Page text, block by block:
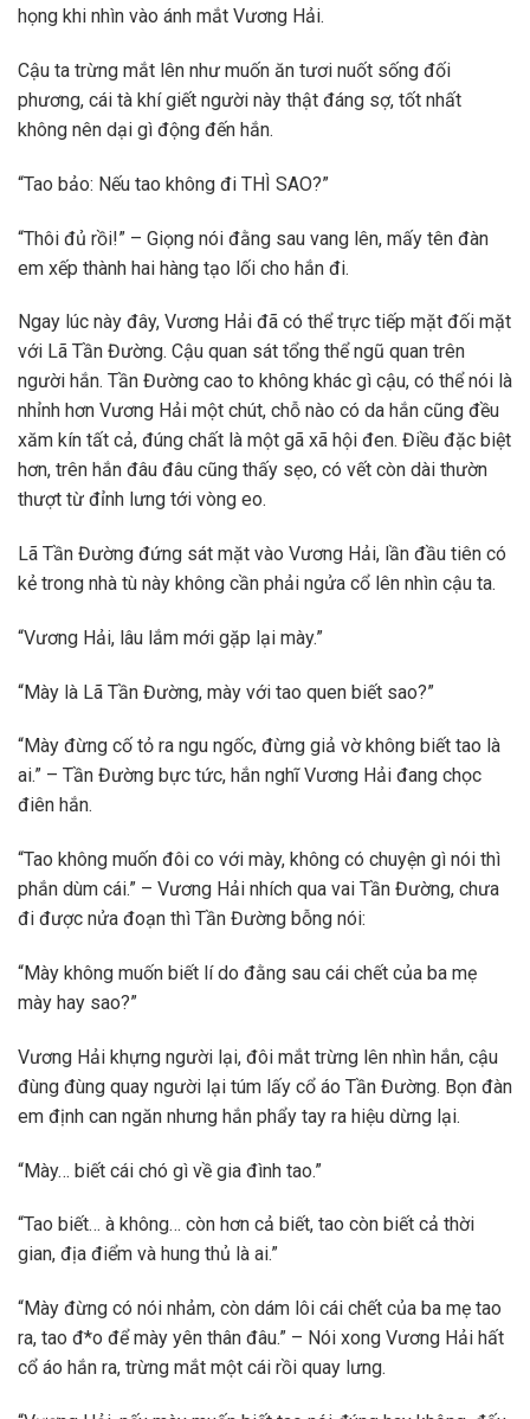
họng khi nhìn vào ánh mắt Vương Hải.
Cậu ta trừng mắt lên như muốn ăn tươi nuốt sống đối
phương, cái tà khí giết người này thật đáng sợ, tốt nhất
không nên dại gì động đến hắn.
“Tao bảo: Nếu tao không đi THÌ SAO?”
“Thôi đủ rồi!” – Giọng nói đằng sau vang lên, mấy tên đàn
em xếp thành hai hàng tạo lối cho hắn đi.
Ngay lúc này đây, Vương Hải đã có thể trực tiếp mặt đối mặt
với Lã Tần Đường. Cậu quan sát tổng thể ngũ quan trên
người hắn. Tần Đường cao to không khác gì cậu, có thể nói là
nhỉnh hơn Vương Hải một chút, chỗ nào có da hắn cũng đều
xăm kín tất cả, đúng chất là một gã xã hội đen. Điều đặc biệt
hơn, trên hắn đâu đâu cũng thấy sẹo, có vết còn dài thườn
thượt từ đỉnh lưng tới vòng eo.
Lã Tần Đường đứng sát mặt vào Vương Hải, lần đầu tiên có
kẻ trong nhà tù này không cần phải ngửa cổ lên nhìn cậu ta.
“Vương Hải, lâu lắm mới gặp lại mày.”
“Mày là Lã Tần Đường, mày với tao quen biết sao?”
“Mày đừng cố tỏ ra ngu ngốc, đừng giả vờ không biết tao là
ai.” – Tần Đường bực tức, hắn nghĩ Vương Hải đang chọc
điên hắn.
“Tao không muốn đôi co với mày, không có chuyện gì nói thì
phắn dùm cái.” – Vương Hải nhích qua vai Tần Đường, chưa
đi được nửa đoạn thì Tần Đường bỗng nói:
“Mày không muốn biết lí do đằng sau cái chết của ba mẹ
mày hay sao?”
Vương Hải khựng người lại, đôi mắt trừng lên nhìn hắn, cậu
đùng đùng quay người lại túm lấy cổ áo Tần Đường. Bọn đàn
em định can ngăn nhưng hắn phẩy tay ra hiệu dừng lại.
“Mày… biết cái chó gì về gia đình tao.”
“Tao biết… à không… còn hơn cả biết, tao còn biết cả thời
gian, địa điểm và hung thủ là ai.”
“Mày đừng có nói nhảm, còn dám lôi cái chết của ba mẹ tao
ra, tao đ*o để mày yên thân đâu.” – Nói xong Vương Hải hất
cổ áo hắn ra, trừng mắt một cái rồi quay lưng.